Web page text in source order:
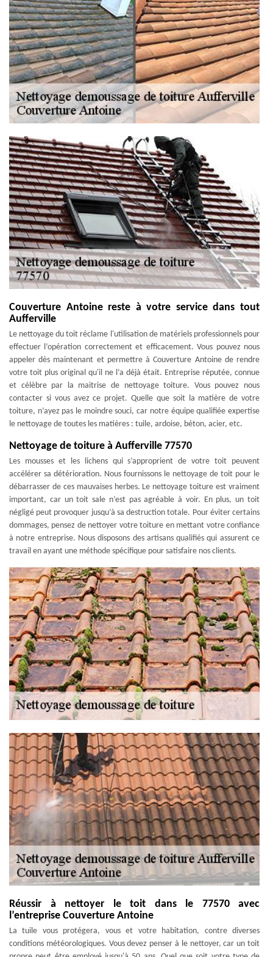
Couverture Antoine reste à votre service dans tout
Aufferville
Le nettoyage du toit réclame l'utilisation de matériels professionnels pour
effectuer l’opération correctement et efficacement. Vous pouvez nous
appeler dès maintenant et permettre à Couverture Antoine de rendre
votre toit plus original qu'il ne l’a déjà était. Entreprise réputée, connue
et célèbre par la maitrise de nettoyage toiture. Vous pouvez nous
contacter si vous avez ce projet. Quelle que soit la matière de votre
toiture, n’ayez pas le moindre souci, car notre équipe qualifiée expertise
le nettoyage de toutes les matières : tuile, ardoise, béton, acier, etc.
Nettoyage de toiture à Aufferville 77570
Les mousses et les lichens qui s’approprient de votre toit peuvent
accélérer sa détérioration. Nous fournissons le nettoyage de toit pour le
débarrasser de ces mauvaises herbes. Le nettoyage toiture est vraiment
important, car un toit sale n’est pas agréable à voir. En plus, un toit
négligé peut provoquer jusqu’à sa destruction totale. Pour éviter certains
dommages, pensez de nettoyer votre toiture en mettant votre confiance
à notre entreprise. Nous disposons des artisans qualifiés qui assurent ce
travail en ayant une méthode spécifique pour satisfaire nos clients.
Réussir à nettoyer le toit dans le 77570 avec
l’entreprise Couverture Antoine
La tuile vous protégera, vous et votre habitation, contre diverses
conditions météorologiques. Vous devez penser à le nettoyer, car un toit